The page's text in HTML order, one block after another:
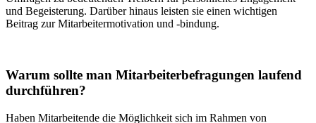
und Begeisterung. Darüber hinaus leisten sie einen wichtigen
Beitrag zur Mitarbeitermotivation und -bindung.
Warum sollte man Mitarbeiterbefragungen laufend
durchführen?
Haben Mitarbeitende die Möglichkeit sich im Rahmen von